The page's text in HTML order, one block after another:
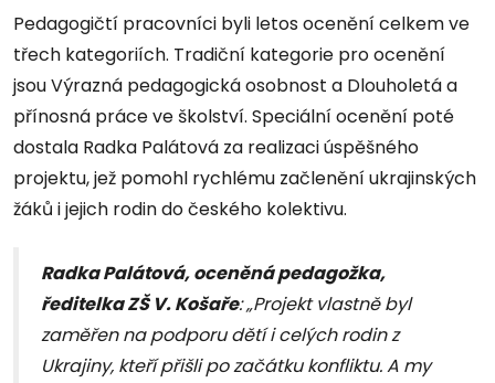
Pedagogičtí pracovníci byli letos ocenění celkem ve
třech kategoriích. Tradiční kategorie pro ocenění
jsou Výrazná pedagogická osobnost a Dlouholetá a
přínosná práce ve školství. Speciální ocenění poté
dostala Radka Palátová za realizaci úspěšného
projektu, jež pomohl rychlému začlenění ukrajinských
žáků i jejich rodin do českého kolektivu.
Radka Palátová, oceněná pedagožka,
ředitelka ZŠ V. Košaře: „Projekt vlastně byl
zaměřen na podporu dětí i celých rodin z
Ukrajiny, kteří přišli po začátku konfliktu. A my